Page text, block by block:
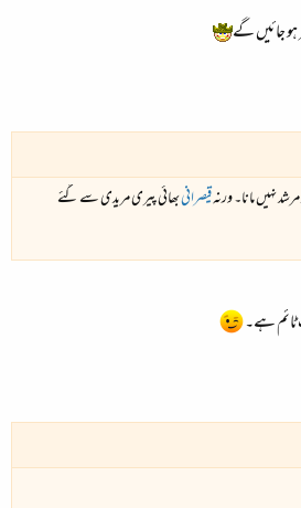
جائیں گے
نہیں مانا۔ ورنہقیصرانیبھائی پیری مریدی سے گئے
ٹائم ہے۔